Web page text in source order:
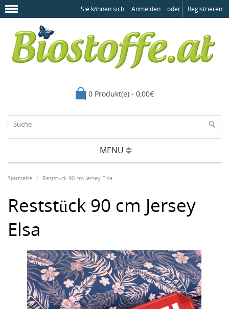
Sie können sich Anmelden oder Registrieren .
0 Produkt(e) - 0,00€
MENU
Startseite Reststück 90 cm Jersey Elsa
Reststück 90 cm Jersey
Elsa